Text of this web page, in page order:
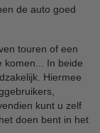
de auto goed
touren of een
komen... In beide
Hiermee
kunt u zelf
doen bent in het